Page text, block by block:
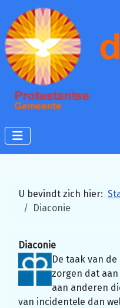
U bevindt zich hier:
Diaconie
Diaconie
De taak van
zorgen dat
aan anderen
van incidentele dan